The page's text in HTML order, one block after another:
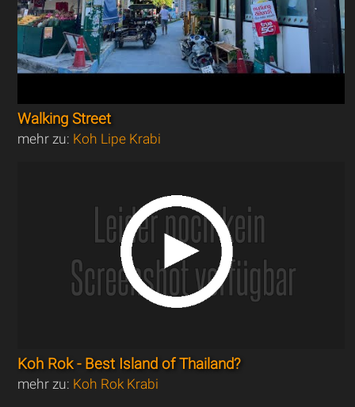
Walking Street
mehr zu: Koh Lipe Krabi
Koh Rok - Best Island of Thailand?
mehr zu: Koh Rok Krabi